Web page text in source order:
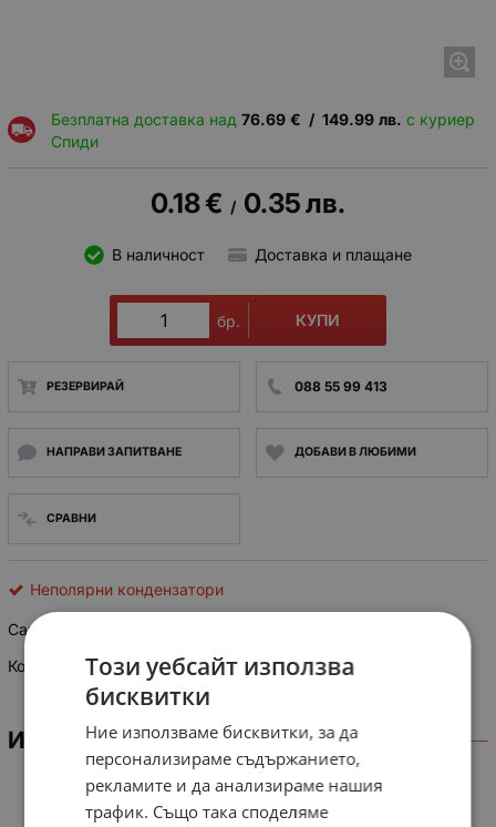
Безплатна доставка над 76.69 € / 149.99 лв. с куриер
Спиди
0.18€ / 0.35лв.
В наличност Доставка и плащане
бр. КУПИ
РЕЗЕРВИРАЙ 088 55 99 413
НАПРАВИ ЗАПИТВАНЕ ДОБАВИ В ЛЮБИМИ
СРАВНИ
Неполярни кондензатори
Capacitor Matsushita 250VAC 0.033uF+120ohm
Кондензатор: полипропиленов, противосмутитетелен; 3.3nF
ИНФОРМАЦИЯ
Този уебсайт използва
бисквитки
Ние използваме бисквитки, за да
персонализираме съдържанието,
рекламите и да анализираме нашия
трафик. Също така споделяме